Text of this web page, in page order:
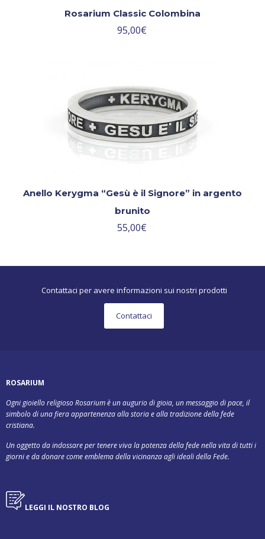
Rosarium Classic Colombina
95,00€
Anello Kerygma “Gesù è il Signore” in argento
brunito
55,00€
Contattaci per avere informazioni sui nostri prodotti
Contattaci
ROSARIUM
Ogni gioiello religioso Rosarium è un augurio di gioia, un messaggio di pace, il
simbolo di una fiera appartenenza alla storia e alla tradizione della fede
cristiana.
Un oggetto da indossare per tenere viva la potenza della fede nella vita di tutti i
giorni e da donare come emblema della vicinanza agli ideali della Fede.
LEGGI IL NOSTRO BLOG